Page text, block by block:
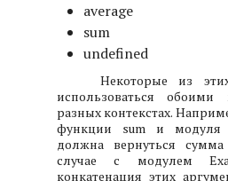
average
sum
undefined
Некоторые из этих
использоваться
разных контекстах.
функции sum и модуля
должна вернуться
случае с модулем
конкатенация этих